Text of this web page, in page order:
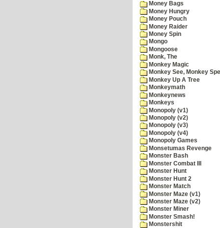
Money Bags
Money Hungry
Money Pouch
Money Raider
Money Spin
Mongo
Mongoose
Monk, The
Monkey Magic
Monkey See, Monkey
Monkey Up A Tree
Monkeymath
Monkeynews
Monkeys
Monopoly (v1)
Monopoly (v2)
Monopoly (v3)
Monopoly (v4)
Monopoly Games
Monsetumas Revenge
Monster Bash
Monster Combat III
Monster Hunt
Monster Hunt 2
Monster Match
Monster Maze (v1)
Monster Maze (v2)
Monster Miner
Monster Smash!
Monstershit